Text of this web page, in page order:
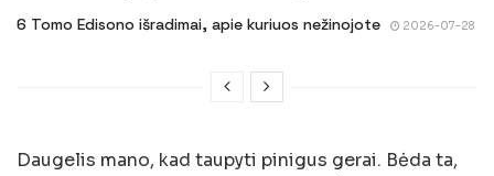
6 Tomo Edisono išradimai, apie kuriuos nežinojote 2026-07-28
Daugelis mano, kad taupyti pinigus gerai. Bėda ta,